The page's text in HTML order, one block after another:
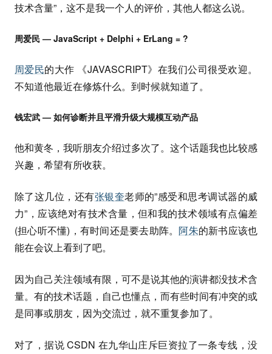
技术含量”，这不是我一个人的评价，其他人都这么说。
周爱民 — JavaScript + Delphi + ErLang = ?
周爱民的大作 《JAVASCRIPT》在我们公司很受欢迎。
不知道他最近在修炼什么。到时候就知道了。
钱宏武 — 如何诊断并且平滑升级大规模互动产品
他和黄冬，我听朋友介绍过多次了。这个话题我也比较感
兴趣，希望有所收获。
除了这几位，还有张银奎老师的”感受和思考调试器的威
力”，应该绝对有技术含量，但和我的技术领域有点偏差
(担心听不懂)，有时间还是要去助阵。 阿朱的新书应该也
能在会议上看到了吧。
因为自己关注领域有限，可不是说其他的演讲都没技术含
量。有的技术话题，自己也懂点，而有些时间有冲突的或
是同事或朋友，因为交流过，就不重复参加了。
对了，据说 CSDN 在九华山庄斥巨资拉了一条专线，没